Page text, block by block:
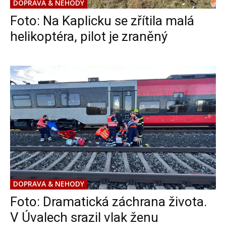
DOPRAVA & NEHODY
Foto: Na Kaplicku se zřítila malá
helikoptéra, pilot je zraněný
DOPRAVA & NEHODY
Foto: Dramatická záchrana života.
V Úvalech srazil vlak ženu